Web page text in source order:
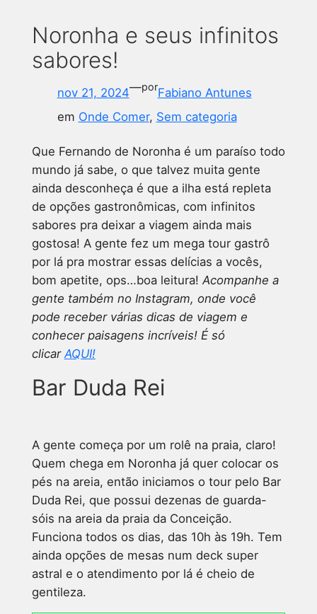
Noronha e seus infinitos
sabores!
nov 21, 2024—porFabiano Antunes
em Onde Comer, Sem categoria
Que Fernando de Noronha é um paraíso todo
mundo já sabe, o que talvez muita gente
ainda desconheça é que a ilha está repleta
de opções gastronômicas, com infinitos
sabores pra deixar a viagem ainda mais
gostosa! A gente fez um mega tour gastrô
por lá pra mostrar essas delícias a vocês,
bom apetite, ops…boa leitura! Acompanhe a
gente também no Instagram, onde você
pode receber várias dicas de viagem e
conhecer paisagens incríveis! É só
clicar AQUI!
Bar Duda Rei
A gente começa por um rolê na praia, claro!
Quem chega em Noronha já quer colocar os
pés na areia, então iniciamos o tour pelo Bar
Duda Rei, que possui dezenas de guarda-
sóis na areia da praia da Conceição.
Funciona todos os dias, das 10h às 19h. Tem
ainda opções de mesas num deck super
astral e o atendimento por lá é cheio de
gentileza.